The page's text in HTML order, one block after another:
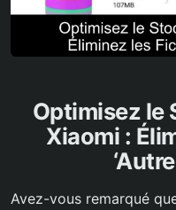
Optimisez le
Xiaomi :
Avez-vous remarqué